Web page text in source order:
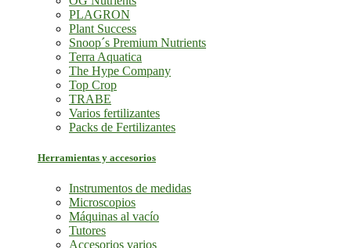
PLAGRON
Plant Success
Snoop´s Premium Nutrients
Terra Aquatica
The Hype Company
Top Crop
TRABE
Varios fertilizantes
Packs de Fertilizantes
Herramientas y accesorios
Instrumentos de medidas
Microscopios
Máquinas al vacío
Tutores
Accesorios varios